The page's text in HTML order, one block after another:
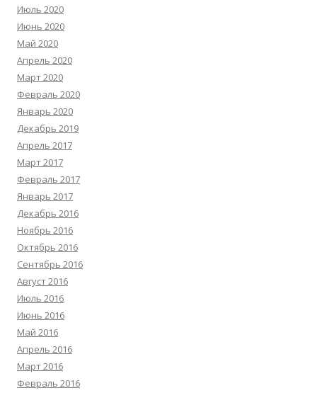
Июль 2020
Июнь 2020
Май 2020
Апрель 2020
Март 2020
Февраль 2020
Январь 2020
Декабрь 2019
Апрель 2017
Март 2017
Февраль 2017
Январь 2017
Декабрь 2016
Ноябрь 2016
Октябрь 2016
Сентябрь 2016
Август 2016
Июль 2016
Июнь 2016
Май 2016
Апрель 2016
Март 2016
Февраль 2016